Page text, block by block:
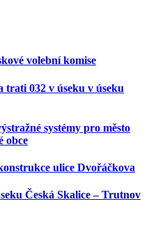
volební komise
trati 032 v úseku v úseku
systémy pro město
obce
ulice Dvořáčkova
Česká Skalice – Trutnov